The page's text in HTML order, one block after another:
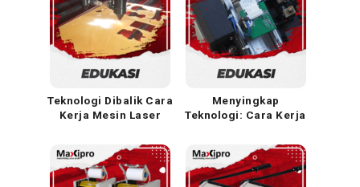
Teknologi Dibalik Cara
Kerja Mesin Laser
(CO2)
Menyingkap
Teknologi: Cara Kerja